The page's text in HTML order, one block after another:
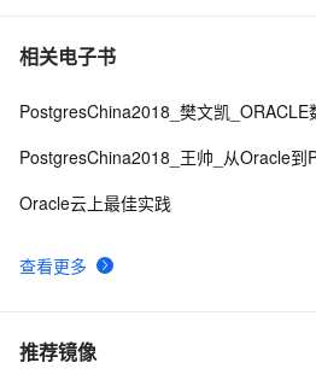
7 清除SQLServer日志
8 [20161228]sql语句父子游标的堆转
相关电子书
查看更多
PostgresChina2018_王帅_从Oracle到
Oracle云上最佳实践
推荐镜像